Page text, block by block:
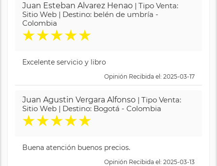
Juan Esteban Alvarez Henao | Tipo Venta:
Sitio Web | Destino: belén de umbría -
Colombia
★★★★★
Excelente servicio y libro
Opinión Recibida el: 2025-03-17
Juan Agustin Vergara Alfonso | Tipo Venta:
Sitio Web | Destino: Bogotá - Colombia
★★★★★
Buena atención buenos precios.
Opinión Recibida el: 2025-03-13